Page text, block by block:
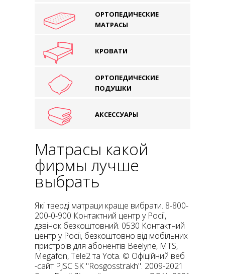
ОРТОПЕДИЧЕСКИЕ
МАТРАСЫ
КРОВАТИ
ОРТОПЕДИЧЕСКИЕ
ПОДУШКИ
АКСЕССУАРЫ
Матрасы какой
фирмы лучше
выбрать
Які тверді матраци краще вибрати. 8-800-
200-0-900 Контактний центр у Росії,
дзвінок безкоштовний. 0530 Контактний
центр у Росії, безкоштовно від мобільних
пристроїв для абонентів Beelyne, MTS,
Megafon, Tele2 та Yota. © Офіційний веб
-сайт PJSC SK "Rosgosstrakh". 2009-2021